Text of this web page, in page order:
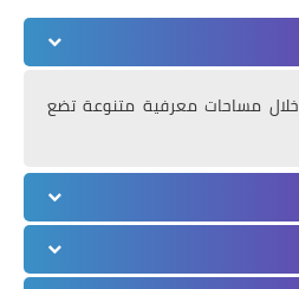
مساحات معرفية متنوعة تضع